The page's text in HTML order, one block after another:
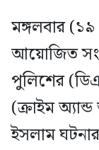
মঙ্গলবার (১৯
আয়োজিত
পুলিশের
(ক্রাইম
ইসলাম